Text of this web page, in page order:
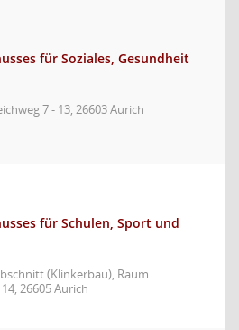
für Soziales, Gesundheit
7 - 13, 26603 Aurich
für Schulen, Sport und
(Klinkerbau), Raum
26605 Aurich